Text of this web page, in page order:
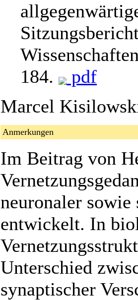
184.
pdf
Marcel
Anmerkungen
Im Beitrag von
neuronaler sowie
entwickelt. In
Unterschied
synaptischer